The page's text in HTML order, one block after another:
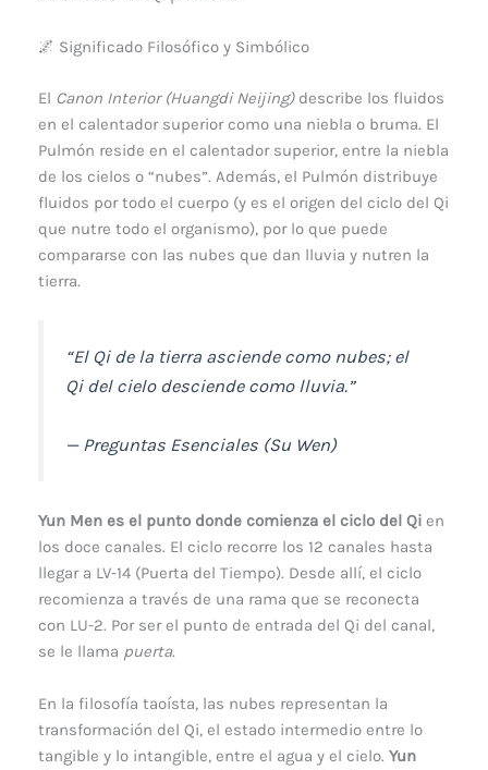
🌌 Significado Filosófico y Simbólico
El Canon Interior (Huangdi Neijing)describe los fluidos
en el calentador superior como una niebla o bruma. El
Pulmón reside en el calentador superior, entre la niebla
de los cielos o “nubes”. Además, el Pulmón distribuye
fluidos por todo el cuerpo (y es el origen del ciclo del Qi
que nutre todo el organismo), por lo que puede
compararse con las nubes que dan lluvia y nutren la
tierra.
“El Qi de la tierra asciende como nubes; el
Qi del cielo desciende como lluvia.”
— Preguntas Esenciales (Su Wen)
Yun Men es el punto donde comienza el ciclo del Qi en
los doce canales. El ciclo recorre los 12 canales hasta
llegar a LV-14 (Puerta del Tiempo). Desde allí, el ciclo
recomienza a través de una rama que se reconecta
con LU-2. Por ser el punto de entrada del Qi del canal,
se le llama puerta.
En la filosofía taoísta, las nubes representan la
transformación del Qi, el estado intermedio entre lo
tangible y lo intangible, entre el agua y el cielo. Yun